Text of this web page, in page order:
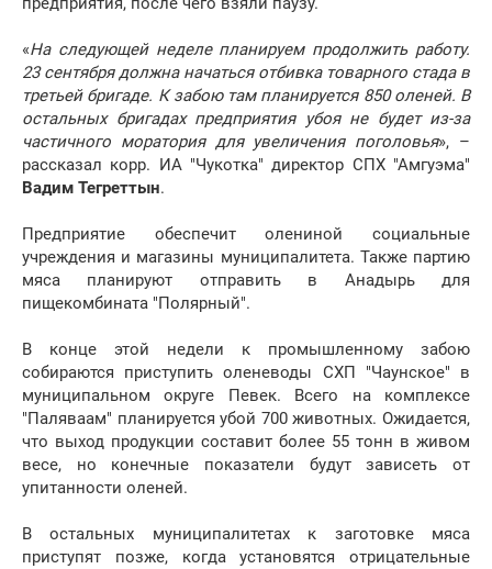
«На следующей неделе планируем продолжить работу.
23 сентября должна начаться отбивка товарного стада в
третьей бригаде. К забою там планируется 850 оленей. В
остальных бригадах предприятия убоя не будет из-за
частичного моратория для увеличения поголовья», –
рассказал корр. ИА "Чукотка" директор СПХ "Амгуэма"
Вадим Тегреттын.
Предприятие обеспечит олениной социальные
учреждения и магазины муниципалитета. Также партию
мяса планируют отправить в Анадырь для
пищекомбината "Полярный".
В конце этой недели к промышленному забою
собираются приступить оленеводы СХП "Чаунское" в
муниципальном округе Певек. Всего на комплексе
"Паляваам" планируется убой 700 животных. Ожидается,
что выход продукции составит более 55 тонн в живом
весе, но конечные показатели будут зависеть от
упитанности оленей.
В остальных муниципалитетах к заготовке мяса
приступят позже, когда установятся отрицательные